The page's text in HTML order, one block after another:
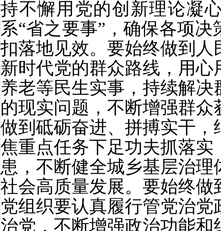
持不懈用党的创新理论凝
系“省之要事”，确保各项
扣落地见效。要始终做到
新时代党的群众路线，用
养老等民生实事，持续解
的现实问题，不断增强群
做到砥砺奋进、拼搏实干
焦重点任务下足功夫抓落
患，不断健全城乡基层治
社会高质量发展。要始终
党组织要认真履行管党治
治党，不断增强政治功能